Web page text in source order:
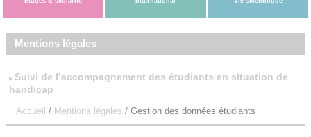
Mentions légales
Suivi de l’accompagnement des étudiants en situation de
handicap
Accueil / Mentions légales / Gestion des données étudiants